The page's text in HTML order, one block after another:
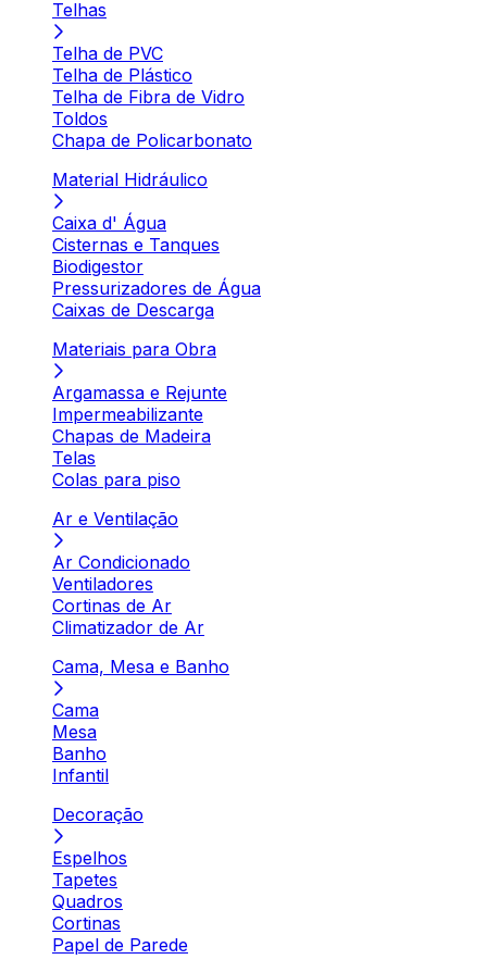
Telhas
Telha de PVC
Telha de Plástico
Telha de Fibra de Vidro
Toldos
Chapa de Policarbonato
Material Hidráulico
Caixa d' Água
Cisternas e Tanques
Biodigestor
Pressurizadores de Água
Caixas de Descarga
Materiais para Obra
Argamassa e Rejunte
Impermeabilizante
Chapas de Madeira
Telas
Colas para piso
Ar e Ventilação
Ar Condicionado
Ventiladores
Cortinas de Ar
Climatizador de Ar
Cama, Mesa e Banho
Cama
Mesa
Banho
Infantil
Decoração
Espelhos
Tapetes
Quadros
Cortinas
Papel de Parede